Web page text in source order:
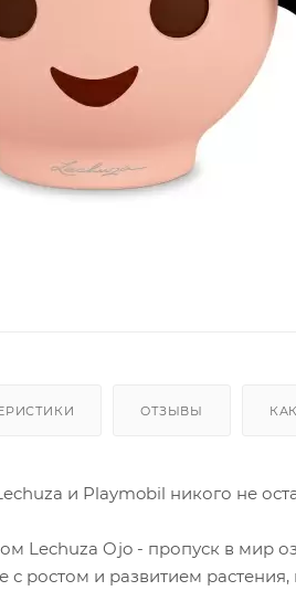
ОТЗЫВЫ
и Playmobil никого не
Lechuza Ojo - пропуск в мир
с ростом и развитием